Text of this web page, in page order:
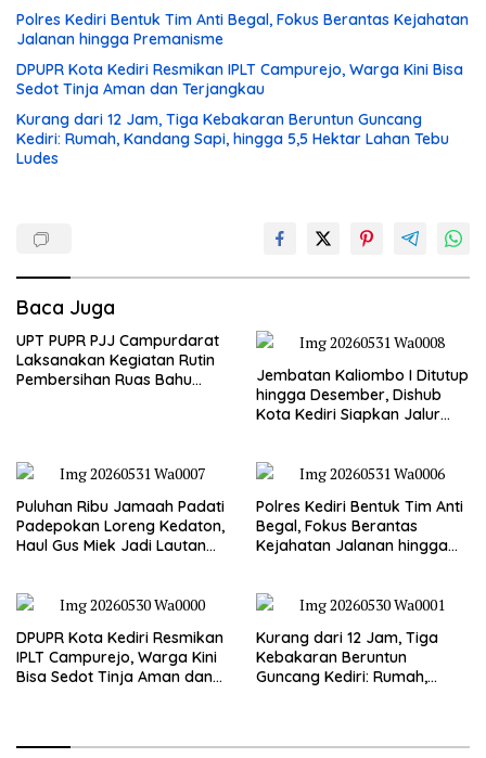
Polres Kediri Bentuk Tim Anti Begal, Fokus Berantas Kejahatan
Jalanan hingga Premanisme
DPUPR Kota Kediri Resmikan IPLT Campurejo, Warga Kini Bisa
Sedot Tinja Aman dan Terjangkau
Kurang dari 12 Jam, Tiga Kebakaran Beruntun Guncang
Kediri: Rumah, Kandang Sapi, hingga 5,5 Hektar Lahan Tebu
Ludes
Baca Juga
UPT PUPR PJJ Campurdarat
Laksanakan Kegiatan Rutin
Pembersihan Ruas Bahu
Jembatan Kaliombo I Ditutup
hingga Desember, Dishub
Kota Kediri Siapkan Jalur
Puluhan Ribu Jamaah Padati
Padepokan Loreng Kedaton,
Haul Gus Miek Jadi Lautan
Polres Kediri Bentuk Tim Anti
Begal, Fokus Berantas
Kejahatan Jalanan hingga
DPUPR Kota Kediri Resmikan
IPLT Campurejo, Warga Kini
Bisa Sedot Tinja Aman dan
Kurang dari 12 Jam, Tiga
Kebakaran Beruntun
Guncang Kediri: Rumah,